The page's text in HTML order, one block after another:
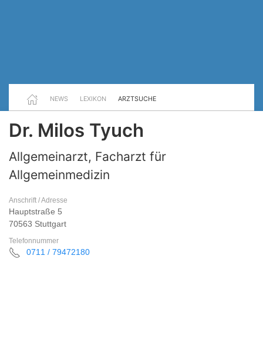
NEWS LEXIKON ARZTSUCHE
Dr. Milos Tyuch
Allgemeinarzt, Facharzt für
Allgemeinmedizin
Anschrift / Adresse
Hauptstraße 5
70563 Stuttgart
Telefonnummer
0711 / 79472180